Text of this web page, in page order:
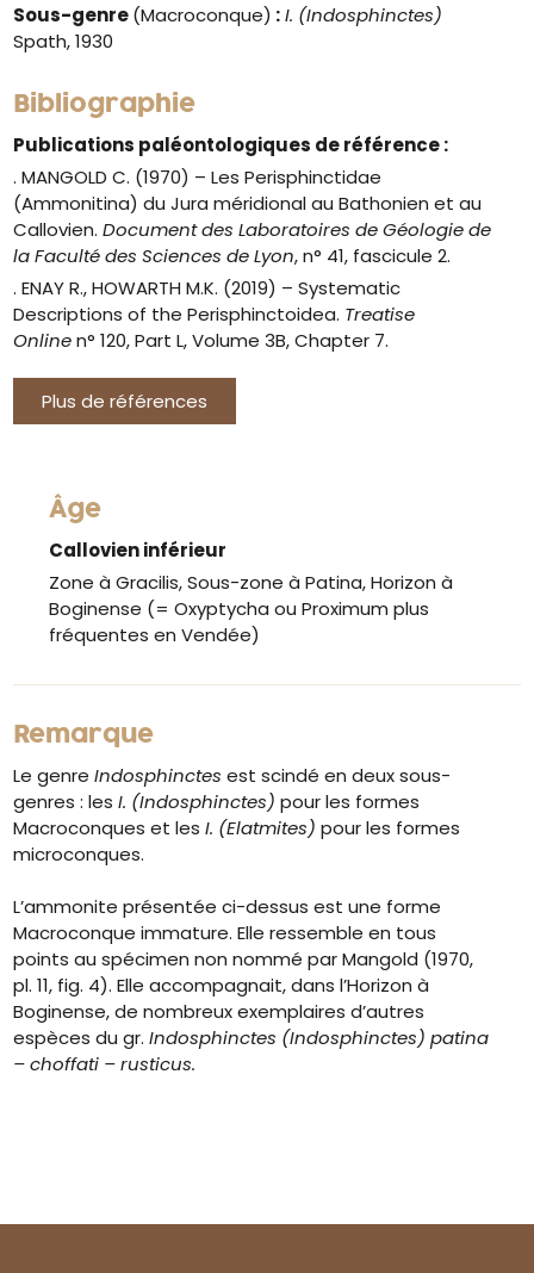
Sous-genre(Macroconque) :I. (Indosphinctes)
Spath, 1930
Bibliographie
Publications paléontologiques de référence :
. MANGOLD C. (1970) – Les Perisphinctidae
(Ammonitina) du Jura méridional au Bathonien et au
Callovien.Document des Laboratoires de Géologie de
la Faculté des Sciences de Lyon, n° 41, fascicule 2.
.ENAY R., HOWARTH M.K. (2019) –Systematic
Descriptions of the Perisphinctoidea. Treatise
Onlinen° 120, Part L, Volume 3B, Chapter 7.
Plus de références
Âge
Callovien inférieur
Zone à Gracilis, Sous-zone à Patina, Horizon à
Boginense (= Oxyptycha ou Proximum plus
fréquentes en Vendée)
Remarque
Le genreIndosphinctes est scindé en deux sous-
genres : les I. (Indosphinctes) pour les formes
Macroconques et lesI. (Elatmites) pour les formes
microconques.
L’ammonite présentée ci-dessus est une forme
Macroconque immature. Elle ressemble en tous
points au spécimen non nommé par Mangold (1970,
pl. 11, fig. 4). Elle accompagnait, dans l’Horizon à
Boginense, de nombreux exemplaires d’autres
espèces du gr.Indosphinctes (Indosphinctes) patina
– choffati – rusticus.